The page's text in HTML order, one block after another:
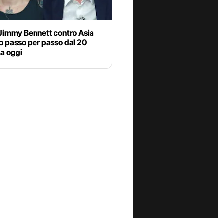
Bennett contro Asia
passo per passo dal 20
oggi